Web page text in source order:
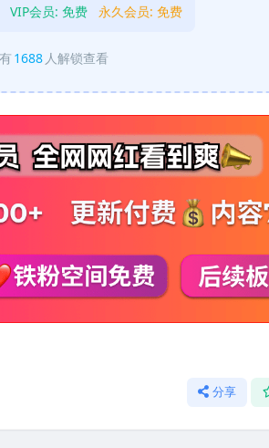
VIP会员: 免费 永久会员: 免费
1688 人解锁查看
分享